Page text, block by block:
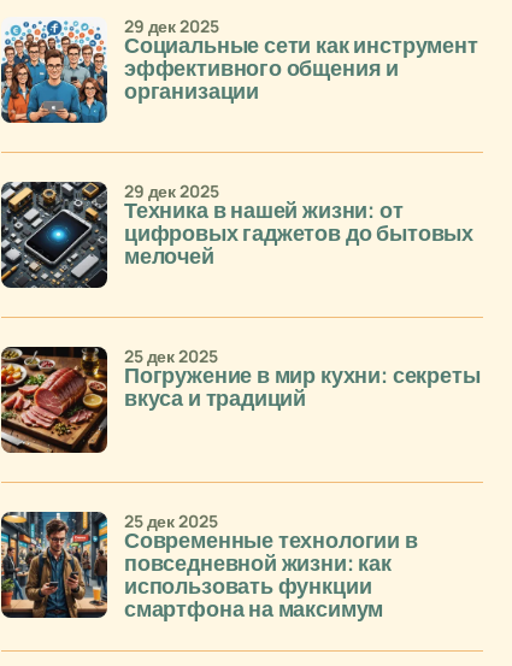
Социальные сети как инструмент
эффективного общения и
организации
29 дек 2025
Техника в нашей жизни: от
цифровых гаджетов до бытовых
мелочей
29 дек 2025
Погружение в мир кухни: секреты
вкуса и традиций
25 дек 2025
Современные технологии в
повседневной жизни: как
использовать функции
смартфона на максимум
25 дек 2025